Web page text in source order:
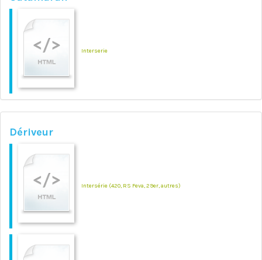
Interserie
Dériveur
Intersérie (420, RS Feva, 29er, autres)